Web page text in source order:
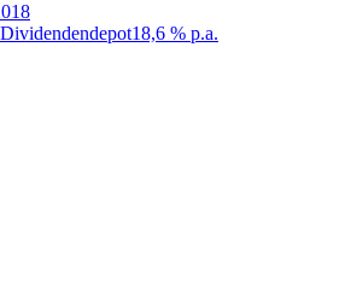
Dividendendepot18,6 % p.a.